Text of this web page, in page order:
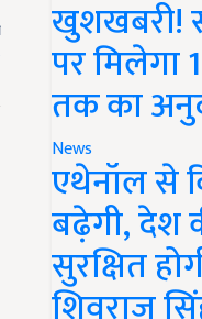
खुशखबरी!
पर
तक का
News
एथेनॉल से
बढ़ेगी, देश
सुरक्षित